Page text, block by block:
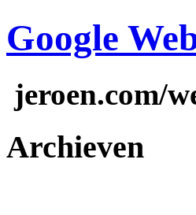
Google
jeroen.com/
Archieven